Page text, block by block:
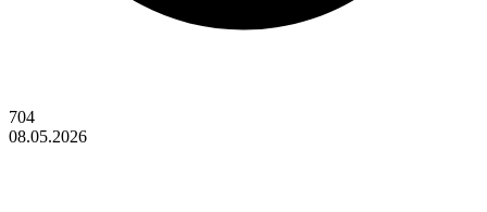
704
08.05.2026